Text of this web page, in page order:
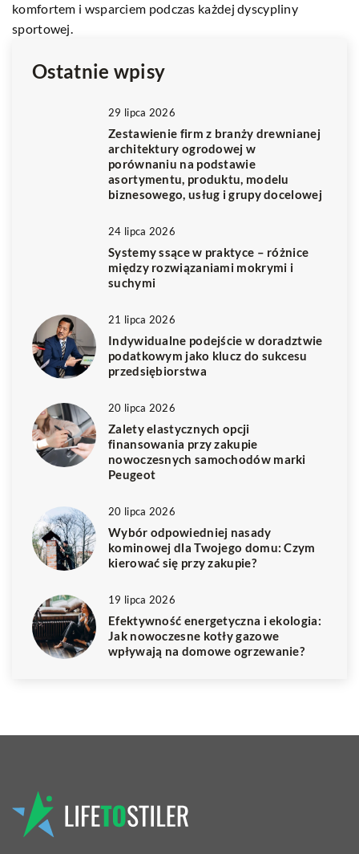
komfortem i wsparciem podczas każdej dyscypliny
sportowej.
Ostatnie wpisy
29 lipca 2026
Zestawienie firm z branży drewnianej
architektury ogrodowej w
porównaniu na podstawie
asortymentu, produktu, modelu
biznesowego, usług i grupy docelowej
24 lipca 2026
Systemy ssące w praktyce – różnice
między rozwiązaniami mokrymi i
suchymi
21 lipca 2026
Indywidualne podejście w doradztwie
podatkowym jako klucz do sukcesu
przedsiębiorstwa
20 lipca 2026
Zalety elastycznych opcji
finansowania przy zakupie
nowoczesnych samochodów marki
Peugeot
20 lipca 2026
Wybór odpowiedniej nasady
kominowej dla Twojego domu: Czym
kierować się przy zakupie?
19 lipca 2026
Efektywność energetyczna i ekologia:
Jak nowoczesne kotły gazowe
wpływają na domowe ogrzewanie?